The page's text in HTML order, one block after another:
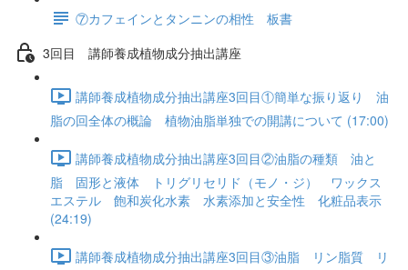
⑦カフェインとタンニンの相性 板書
3回目 講師養成植物成分抽出講座
講師養成植物成分抽出講座3回目①簡単な振り返り 油
脂の回全体の概論 植物油脂単独での開講について (17:00)
講師養成植物成分抽出講座3回目②油脂の種類 油と
脂 固形と液体 トリグリセリド（モノ・ジ） ワックス
エステル 飽和炭化水素 水素添加と安全性 化粧品表示
(24:19)
講師養成植物成分抽出講座3回目③油脂 リン脂質 リ